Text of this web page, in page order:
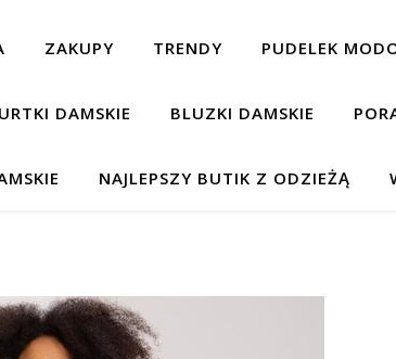
ZAKUPY TRENDY PUDELEK
DAMSKIE BLUZKI DAMSKIE
NAJLEPSZY BUTIK Z ODZIEŻĄ